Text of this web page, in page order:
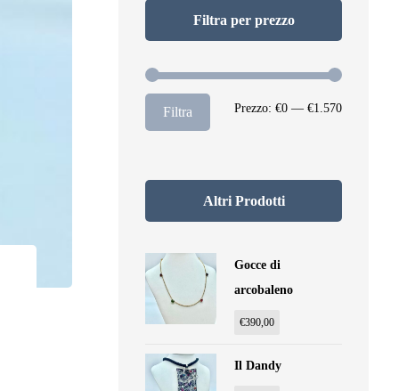
Filtra per prezzo
Filtra Prezzo:€0 —€1.570
Altri Prodotti
Gocce di
arcobaleno
€390,00
Il Dandy